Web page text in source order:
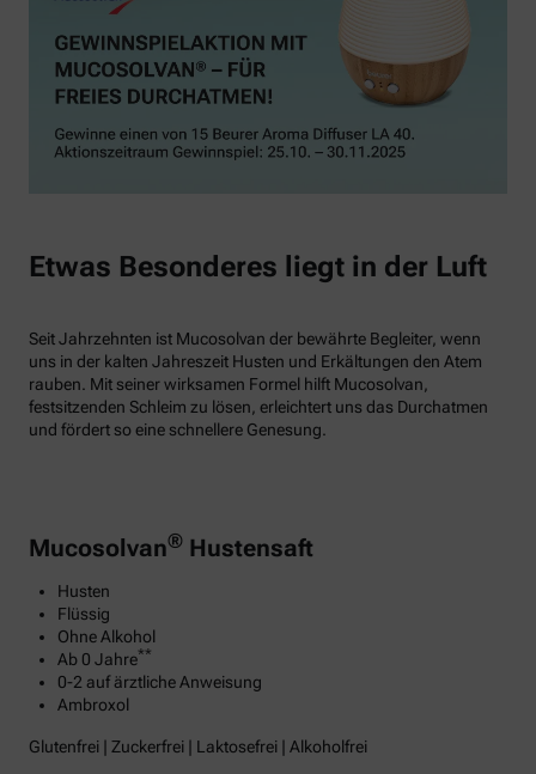
Etwas Besonderes liegt in der Luft
Seit Jahrzehnten ist Mucosolvan der bewährte Begleiter, wenn
uns in der kalten Jahreszeit Husten und Erkältungen den Atem
rauben. Mit seiner wirksamen Formel hilft Mucosolvan,
festsitzenden Schleim zu lösen, erleichtert uns das Durchatmen
und fördert so eine schnellere Genesung.
Mucosolvan® Hustensaft
Husten
Flüssig
Ohne Alkohol
Ab 0 Jahre**
0-2 auf ärztliche Anweisung
Ambroxol
Glutenfrei | Zuckerfrei | Laktosefrei | Alkoholfrei